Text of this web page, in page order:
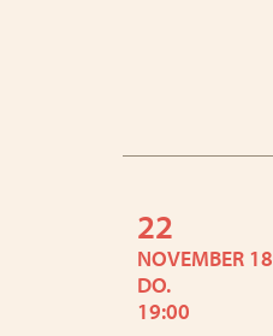
22
NOVEMBER 18
DO.
19:00